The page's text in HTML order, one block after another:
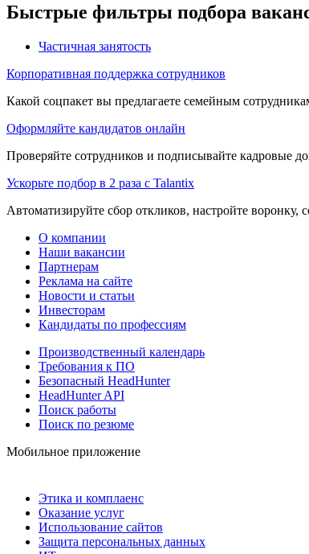
Быстрые фильтры подбора
Частичная занятость
Корпоративная поддержка сотрудников
Какой соцпакет вы предлагаете семейным
Оформляйте кандидатов онлайн
Проверяйте сотрудников и подписывайте кадровые
Ускорьте подбор в 2 раза с Talantix
Автоматизируйте сбор откликов, настройте воронку,
О компании
Наши вакансии
Партнерам
Реклама на сайте
Новости и статьи
Инвесторам
Кандидаты по профессиям
Производственный календарь
Требования к ПО
Безопасный HeadHunter
HeadHunter API
Поиск работы
Поиск по резюме
Мобильное приложение
Этика и комплаенс
Оказание услуг
Использование сайтов
Защита персональных данных